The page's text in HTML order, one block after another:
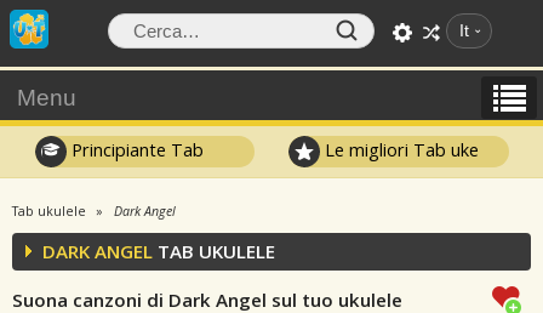
It
Menu
Principiante Tab Le migliori Tab uke
Tab ukulele Dark Angel
DARK ANGEL TAB UKULELE
Suona canzoni di Dark Angel sul tuo ukulele